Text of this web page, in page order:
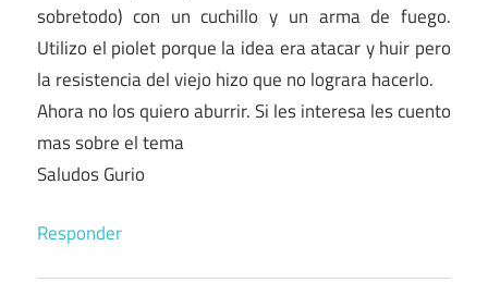
sobretodo) con un cuchillo y un arma de fuego.
Utilizo el piolet porque la idea era atacar y huir pero
la resistencia del viejo hizo que no lograra hacerlo.
Ahora no los quiero aburrir. Si les interesa les cuento
mas sobre el tema
Saludos Gurio
Responder